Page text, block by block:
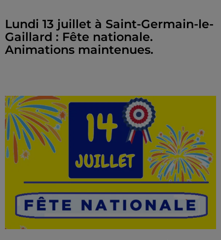
Lundi 13 juillet à Saint-Germain-le-
Gaillard : Fête nationale.
Animations maintenues.